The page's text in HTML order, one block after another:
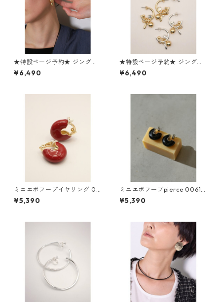
★特設ページ予約★ ジングル
フープearring 0063- 733 SH
chignon 039-2606
¥6,490
★特設ページ予約★ ジングル
フープpierce 0063- 732 NH
chignon 039-2606
¥6,490
ミニエポフープイヤリング 00
¥5,390
ミニエポフープpierce 0061-
123 rt ミニエポフープearring
0061- 124 rt 【CHIGNON シ
¥5,390